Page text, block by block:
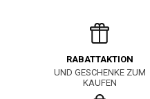
RABATTAKTION
UND GESCHENKE ZUM
KAUFEN